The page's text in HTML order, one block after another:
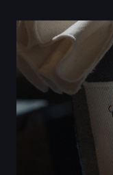
Absolut
Edition